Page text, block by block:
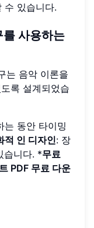
수 있습니다.
사용하는
는 음악 이론을
록 설계되었습
는 동안 타이밍
적 인 디자인: 장
습니다. *무료
PDF 무료 다운